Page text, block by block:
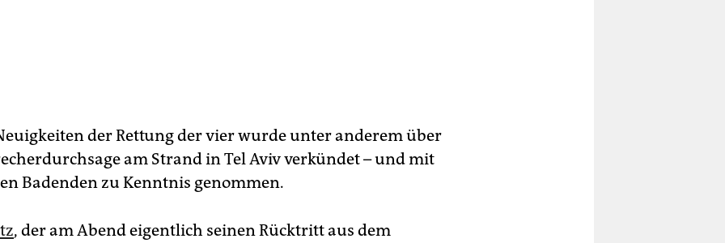
der Rettung der vier wurde unter anderem über
am Strand in Tel Aviv verkündet – und mit
Badenden zu Kenntnis genommen.
, der am Abend eigentlich seinen Rücktritt aus dem